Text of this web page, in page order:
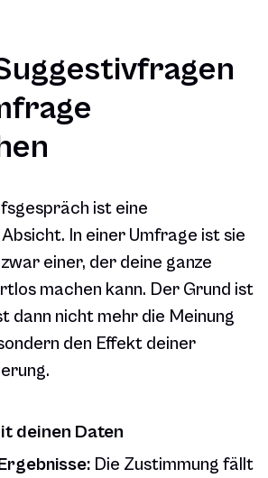
ist eine
In einer Umfrage ist sie
einer, der deine ganze
machen kann. Der Grund ist
dann nicht mehr die Meinung
den Effekt deiner
deinen Daten
Die Zustimmung fällt